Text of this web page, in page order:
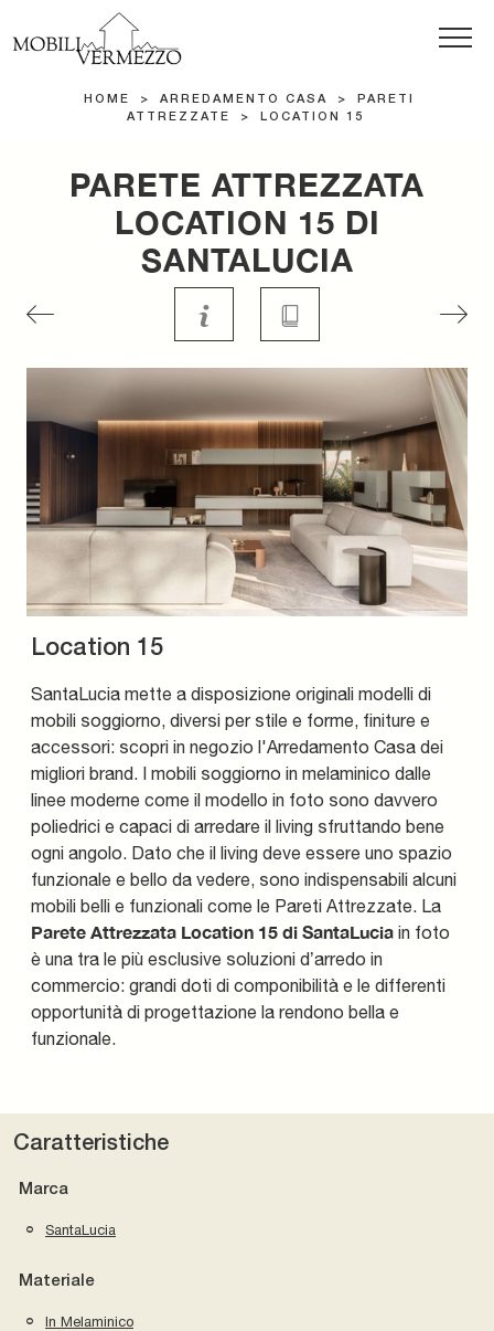
HOME > ARREDAMENTO CASA >
PARETI
ATTREZZATE
> LOCATION 15
PARETE ATTREZZATA
LOCATION 15 DI
SANTALUCIA
Location 15
SantaLucia mette a disposizione originali modelli di
mobili soggiorno, diversi per stile e forme, finiture e
accessori: scopri in negozio l'Arredamento Casa dei
migliori brand. I mobili soggiorno in melaminico dalle
linee moderne come il modello in foto sono davvero
poliedrici e capaci di arredare il living sfruttando bene
ogni angolo. Dato che il living deve essere uno spazio
funzionale e bello da vedere, sono indispensabili alcuni
mobili belli e funzionali come le Pareti Attrezzate. La
Parete Attrezzata Location 15 di SantaLucia in foto
è una tra le più esclusive soluzioni d’arredo in
commercio: grandi doti di componibilità e le differenti
opportunità di progettazione la rendono bella e
funzionale.
Caratteristiche
Marca
SantaLucia
Materiale
In Melaminico